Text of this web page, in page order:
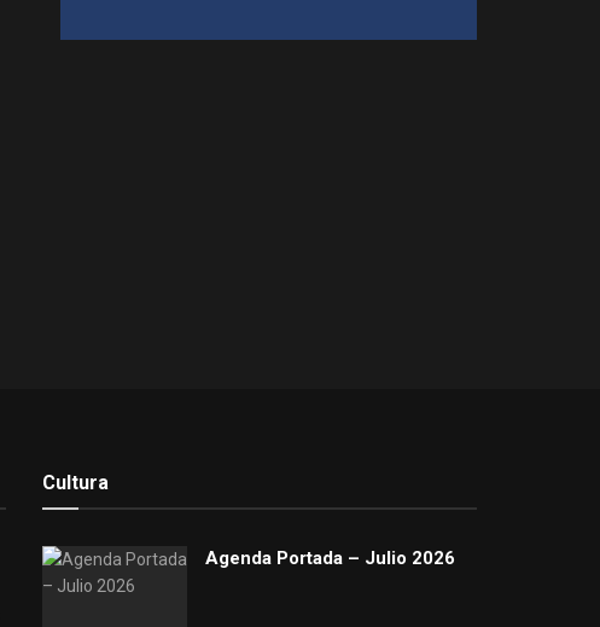
Cultura
Agenda Portada – Julio 2026